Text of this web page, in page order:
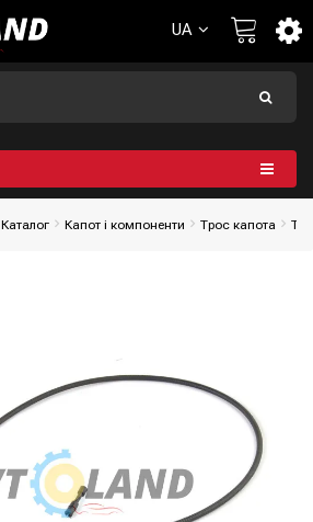
UA
Каталог Капот і компоненти Трос капота